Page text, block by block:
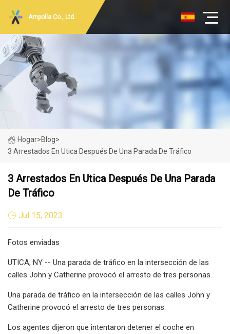
Ampolla Co., Ltd.
Hogar>Blog>
3 Arrestados En Utica Después De Una Parada De Tráfico
3 Arrestados En Utica Después De Una Parada
De Tráfico
Jul 15, 2023
Fotos enviadas
UTICA, NY -- Una parada de tráfico en la intersección de las
calles John y Catherine provocó el arresto de tres personas.
Una parada de tráfico en la intersección de las calles John y
Catherine provocó el arresto de tres personas.
Los agentes dijeron que intentaron detener el coche en